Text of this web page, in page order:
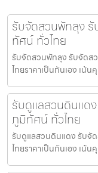
รับจัดสวนพัทลุง
ทัศน์ ทั่วไทย
รับจัดสวนพัทลุง รับจัด
ไทยราคาเป็นกันเอง เน้
รับดูแลสวนดินแด
ภูมิทัศน์ ทั่วไทย
รับดูแลสวนดินแดง รับจั
ไทยราคาเป็นกันเอง เน้